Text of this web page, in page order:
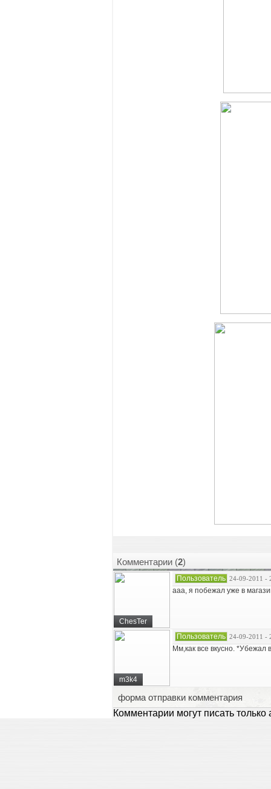
Комментарии (2)
ChesTer
Пользователь 24-09-2011 -
ааа, я побежал уже в
m3k4
Пользователь 24-09-2011 -
Мм,как все вкусно. *Убежал
форма отправки комментария
Комментарии могут писать